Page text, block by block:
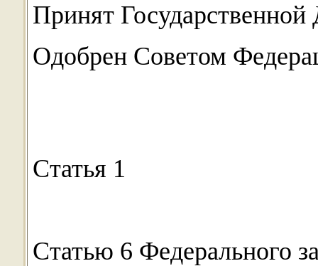
Принят
Одобрен Советом
Статья 1
Статью 6 Федерального